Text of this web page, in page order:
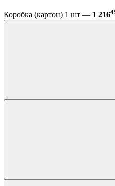
Коробка (картон) 1 шт — 1 216